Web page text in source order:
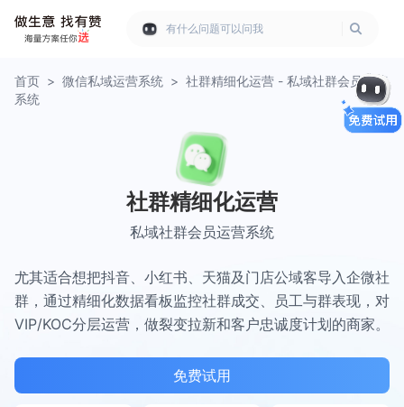
有什么问题可以问我
首页 > 微信私域运营系统 > 社群精细化运营 - 私域社群会员运营
系统
社群精细化运营
私域社群会员运营系统
尤其适合想把抖音、小红书、天猫及门店公域客导入企微社
群，通过精细化数据看板监控社群成交、员工与群表现，对
VIP/KOC分层运营，做裂变拉新和客户忠诚度计划的商家。
免费试用